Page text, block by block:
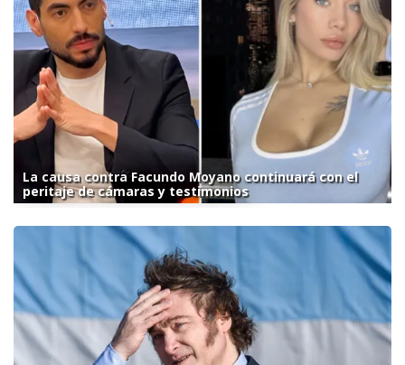
La causa contra Facundo Moyano continuará con el
peritaje de cámaras y testimonios